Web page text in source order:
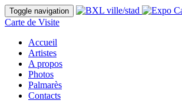
Toggle navigation
Carte de Visite
Accueil
Artistes
A propos
Photos
Palmarès
Contacts